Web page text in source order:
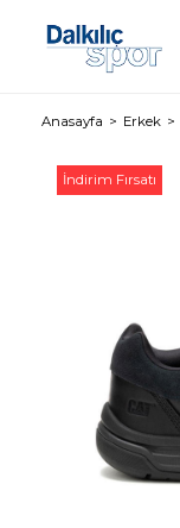
Anasayfa Erkek
İndirim Fırsatı